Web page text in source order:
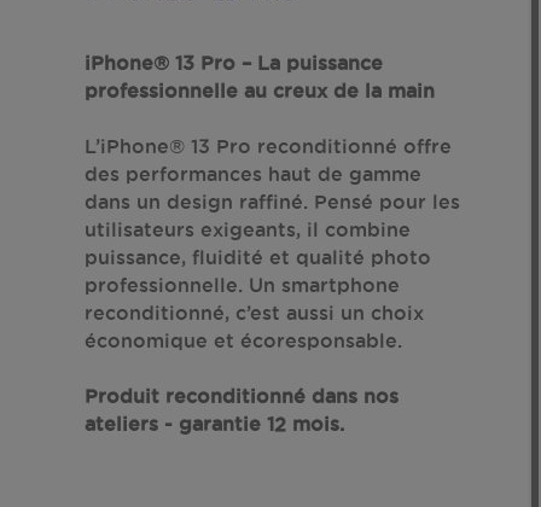
iPhone® 13 Pro – La puissance
professionnelle au creux de la main
L’iPhone® 13 Pro reconditionné offre
des performances haut de gamme
dans un design raffiné. Pensé pour les
utilisateurs exigeants, il combine
puissance, fluidité et qualité photo
professionnelle. Un smartphone
reconditionné, c’est aussi un choix
économique et écoresponsable.
Produit reconditionné dans nos
ateliers - garantie 12 mois.